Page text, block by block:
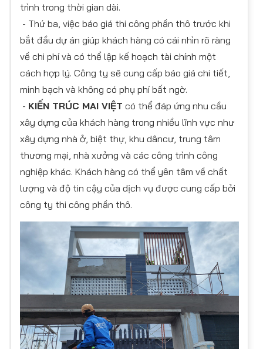
trình trong thời gian dài.
- Thứ ba, việc báo giá thi công phần thô trước khi
bắt đầu dự án giúp khách hàng có cái nhìn rõ ràng
về chi phí và có thể lập kế hoạch tài chính một
cách hợp lý. Công ty sẽ cung cấp báo giá chi tiết,
minh bạch và không có phụ phí bất ngờ.
- KIẾN TRÚC MAI VIỆT có thể đáp ứng nhu cầu
xây dựng của khách hàng trong nhiều lĩnh vực như
xây dựng nhà ở, biệt thự, khu dâncư, trung tâm
thương mại, nhà xưởng và các công trình công
nghiệp khác. Khách hàng có thể yên tâm về chất
lượng và độ tin cậy của dịch vụ được cung cấp bởi
công ty thi công phần thô.